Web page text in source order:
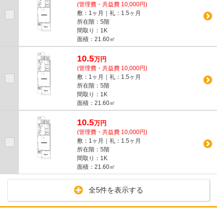
(管理費・共益費 10,000円)
敷：1ヶ月｜礼：1.5ヶ月
所在階：5階
間取り：1K
面積：21.60㎡
10.5万円
(管理費・共益費 10,000円)
敷：1ヶ月｜礼：1.5ヶ月
所在階：5階
間取り：1K
面積：21.60㎡
10.5万円
(管理費・共益費 10,000円)
敷：1ヶ月｜礼：1.5ヶ月
所在階：5階
間取り：1K
面積：21.60㎡
全5件を表示する